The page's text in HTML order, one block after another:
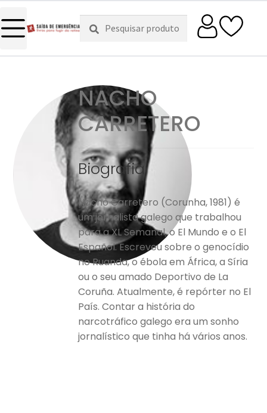
Pesquisar
por:
Pesquisa
NACHO
CARRETERO
Biografia
Nacho Carretero (Corunha, 1981) é
um jornalista galego que trabalhou
para a XL Semanal, o El Mundo e o El
Español. Escreveu sobre o genocídio
no Ruanda, o ébola em África, a Síria
ou o seu amado Deportivo de La
Coruña. Atualmente, é repórter no El
País. Contar a história do
narcotráfico galego era um sonho
jornalístico que tinha há vários anos.